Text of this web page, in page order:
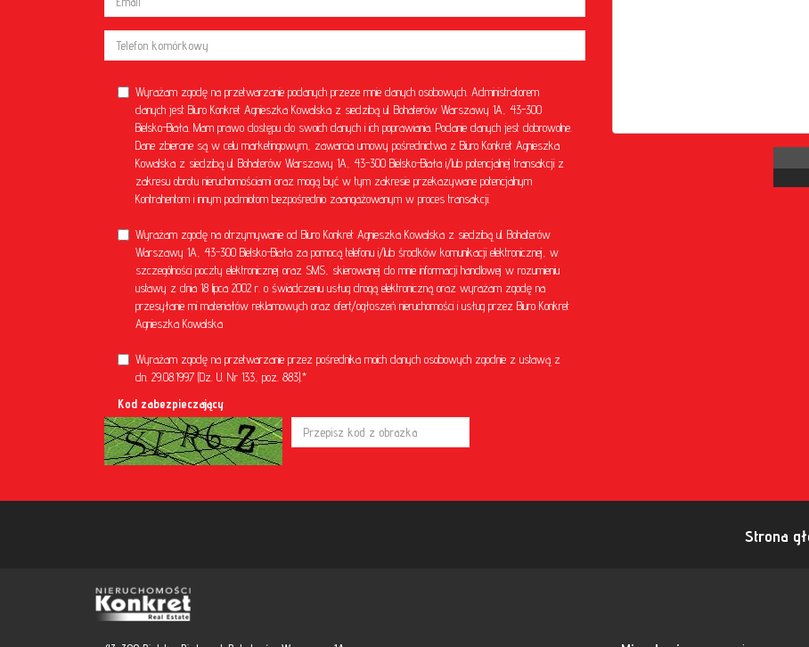
Wyrażam zgodę na przetwarzanie podanych przeze mnie danych osobowych. Administratorem
danych jest Biuro Konkret Agnieszka Kowalska z siedzibą ul. Bohaterów Warszawy 1A, 43-300
Bielsko-Biała. Mam prawo dostępu do swoich danych i ich poprawiania. Podanie danych jest dobrowolne.
Dane zbierane są w celu marketingowym, zawarcia umowy pośrednictwa z Biuro Konkret Agnieszka
Kowalska z siedzibą ul. Bohaterów Warszawy 1A, 43-300 Bielsko-Biała i/lub potencjalnej transakcji z
zakresu obrotu nieruchomościami oraz mogą być w tym zakresie przekazywane potencjalnym
Kontrahentom i innym podmiotom bezpośrednio zaangażowanym w proces transakcji.
Wyrażam zgodę na otrzymywanie od Biuro Konkret Agnieszka Kowalska z siedzibą ul. Bohaterów
Warszawy 1A, 43-300 Bielsko-Biała za pomocą telefonu i/lub środków komunikacji elektronicznej, w
szczególności poczty elektronicznej oraz SMS, skierowanej do mnie informacji handlowej w rozumieniu
ustawy z dnia 18 lipca 2002 r. o świadczeniu usług drogą elektroniczną oraz wyrażam zgodę na
przesyłanie mi materiałów reklamowych oraz ofert/ogłoszeń nieruchomości i usług przez Biuro Konkret
Agnieszka Kowalska
Wyrażam zgodę na przetwarzanie przez pośrednika moich danych osobowych zgodnie z ustawą z
dn. 29.08.1997 (Dz. U. Nr 133, poz. 883).*
Kod zabezpieczający
Strona